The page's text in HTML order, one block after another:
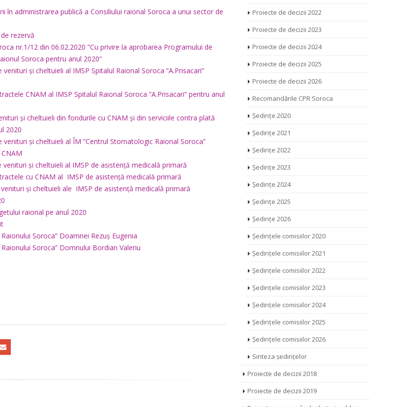
în administrarea publică a Consiliului raional Soroca a unui sector de
rezervă
nr.1/12 din 06.02.2020 ”Cu privire la aprobarea Programului de
Soroca pentru anul 2020”
și cheltuieli al IMSP Spitalul Raional Soroca ”A.Prisacari”
CNAM al IMSP Spitalul Raional Soroca ”A.Prisacari” pentru anul
și cheltuieli din fondurile cu CNAM și din serviciile contra plată
2020
și cheltuieli al ÎM ”Centrul Stomatologic Raional Soroca”
și cheltuieli al IMSP de asistență medicală primară
cu CNAM al IMSP de asistență medicală primară
și cheltuieli ale IMSP de asistență medicală primară
raional pe anul 2020
Soroca” Doamnei Rezuș Eugenia
Soroca” Domnului Bordian Valeriu
Proiecte de decizii 2022
Proiecte de decizii 2023
Proiecte de decizii 2024
Proiecte de decizii 2025
Proiecte de decizii 2026
Recomandările CPR Soroca
Ședințe 2020
Ședințe 2021
Ședințe 2022
Ședințe 2023
Ședințe 2024
Ședințe 2025
Ședințe 2026
Ședințele comisiilor 2020
Ședințele comisiilor 2021
Ședințele comisiilor 2022
Ședințele comisiilor 2023
Ședințele comisiilor 2024
Ședințele comisiilor 2025
Ședințele comisiilor 2026
Sinteza ședințelor
Proiecte de decizii 2018
Proiecte de decizii 2019